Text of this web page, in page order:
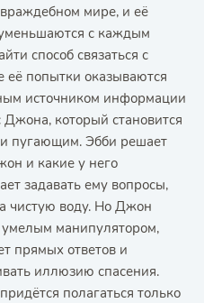
мире, и её
с каждым
способ связаться с
попытки оказываются
источником информации
Джона, который становится
пугающим. Эбби решает
и какие у него
задавать ему вопросы,
чистую воду. Но Джон
манипулятором,
прямых ответов и
иллюзию спасения.
полагаться только